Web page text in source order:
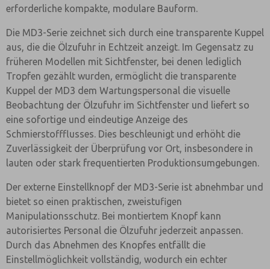
erforderliche kompakte, modulare Bauform.
Die MD3-Serie zeichnet sich durch eine transparente Kuppel
aus, die die Ölzufuhr in Echtzeit anzeigt. Im Gegensatz zu
früheren Modellen mit Sichtfenster, bei denen lediglich
Tropfen gezählt wurden, ermöglicht die transparente
Kuppel der MD3 dem Wartungspersonal die visuelle
Beobachtung der Ölzufuhr im Sichtfenster und liefert so
eine sofortige und eindeutige Anzeige des
Schmierstoffflusses. Dies beschleunigt und erhöht die
Zuverlässigkeit der Überprüfung vor Ort, insbesondere in
lauten oder stark frequentierten Produktionsumgebungen.
Der externe Einstellknopf der MD3-Serie ist abnehmbar und
bietet so einen praktischen, zweistufigen
Manipulationsschutz. Bei montiertem Knopf kann
autorisiertes Personal die Ölzufuhr jederzeit anpassen.
Durch das Abnehmen des Knopfes entfällt die
Einstellmöglichkeit vollständig, wodurch ein echter